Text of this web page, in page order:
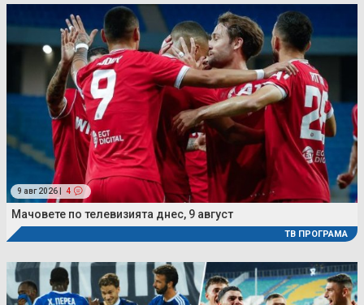
9 авг 2026 | 4
Мачовете по телевизията днес, 9 август
ТВ ПРОГРАМА